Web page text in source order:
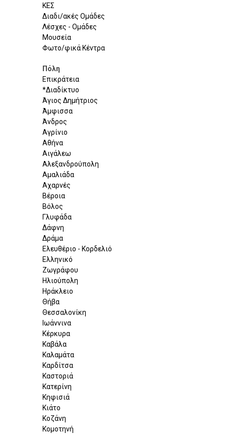
ΚΕΣ
Διαδι/ακές Ομάδες
Λέσχες - Ομάδες
Μουσεία
Φωτο/φικά Κέντρα
Πόλη
Επικράτεια
*Διαδίκτυο
Άγιος Δημήτριος
Άμφισσα
Άνδρος
Αγρίνιο
Αθήνα
Αιγάλεω
Αλεξανδρούπολη
Αμαλιάδα
Αχαρνές
Βέροια
Βόλος
Γλυφάδα
Δάφνη
Δράμα
Ελευθέριο - Κορδελιό
Ελληνικό
Ζωγράφου
Ηλιούπολη
Ηράκλειο
Θήβα
Θεσσαλονίκη
Ιωάννινα
Κέρκυρα
Καβάλα
Καλαμάτα
Καρδίτσα
Καστοριά
Κατερίνη
Κηφισιά
Κιάτο
Κοζάνη
Κομοτηνή